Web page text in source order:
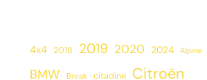
4x4 2018 2019 2020 2024 Alpine
BMW Break citadine Citroën